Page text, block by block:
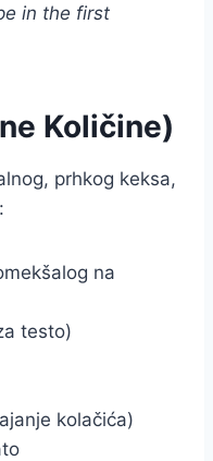
in the first
Količine)
prhkog keksa,
na
testo)
kolačića)